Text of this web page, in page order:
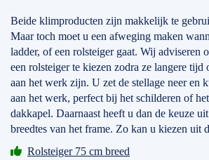
Beide klimproducten zijn makkelijk te
Maar toch moet u een afweging maken
ladder, of een rolsteiger gaat. Wij adviseren
een rolsteiger te kiezen zodra ze langere tijd
aan het werk zijn. U zet de stellage neer en
aan het werk, perfect bij het schilderen of
dakkapel. Daarnaast heeft u dan de keuze
breedtes van het frame. Zo kan u kiezen uit
Rolsteiger 75 cm breed